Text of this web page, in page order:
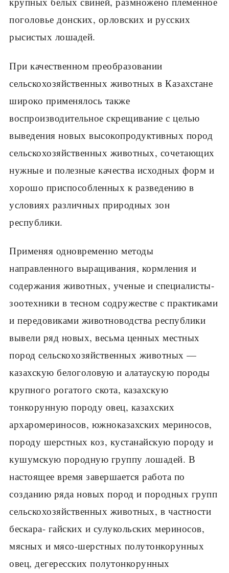
поголовье донских, орловских и русских
рысистых лошадей.
При качественном преобразовании
сельскохозяйственных животных в Казахстане
широко применялось также
воспроизводительное скрещи­вание с целью
выведения новых высокопродуктивных пород
сельскохо­зяйственных животных, сочетающих
нужные и полезные качества исход­ных форм и
хорошо приспособленных к разведению в
условиях различ­ных природных зон
республики.
Применяя одновременно методы
направленного выращивания, корм­ления и
содержания животных, ученые и специалисты-
зоотехники в тес­ном содружестве с практиками
и передовиками животноводства рес­публики
вывели ряд новых, весьма ценных местных
пород сельскохозяй­ственных животных —
казахскую белоголовую и алатаускую породы
крупного рогатого скота, казахскую
тонкорунную породу овец, казах­ских
архаромериносов, южноказахских мериносов,
породу шерстных коз, кустанайскую породу и
кушумскую породную группу лошадей. В
настоящее время завершается работа по
созданию ряда новых пород и породных групп
сельскохозяйственных животных, в частности
бескара- гайских и сулукольских мериносов,
мясных и мясо-шерстных полутонко­рунных
овец, дегересских полутонкорунных